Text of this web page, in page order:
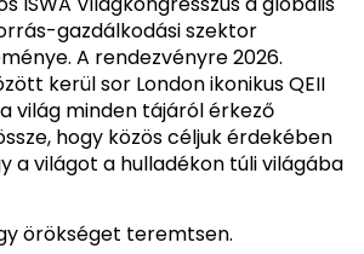
gazdálkodási szektor
A rendezvényre 2026.
kerül sor London ikonikus QEII
világ minden tájáról érkező
hogy közös céljuk érdekében
a világot a hulladékon túli világába
örökséget teremtsen.